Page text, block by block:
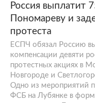
Россия выплатит
Пономареву и
протеста
ЕСПЧ обязал Россию
компенсации девяти
протестных акциях в
Новгороде и
Одно из мероприятий
ФСБ на Лубянке в